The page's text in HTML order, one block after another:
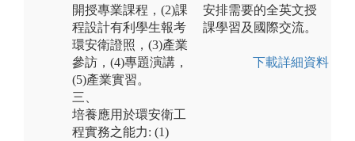
開授專業課程，(2)課
程設計有利學生報考
環安衛證照，(3)產業
參訪，(4)專題演講，
(5)產業實習。
三、
培養應用於環安衛工
程實務之能力: (1)
安排需要的全英文授
課學習及國際交流。
下載詳細資料